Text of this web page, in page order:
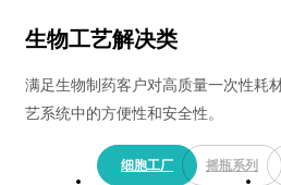
生物工艺解决类
满足生物制药客户对高质量一次性耗
艺系统中的方便性和安全性。
细胞工厂 摇瓶系列